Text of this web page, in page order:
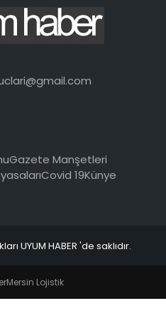
Gazete Manşetleri
Covid 19Künye
UYUM HABER 'de saklıdır.
Mersin Lojistik